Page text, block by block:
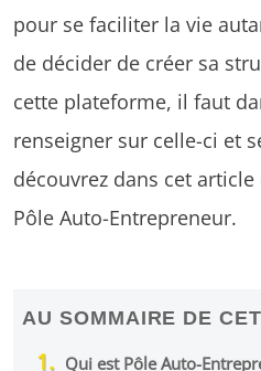
pour se faciliter la vie
de décider de créer sa
cette plateforme, il faut
renseigner sur celle-ci et
découvrez dans cet
Pôle Auto-Entrepreneur.
AU SOMMAIRE DE
Qui est Pôle Auto-